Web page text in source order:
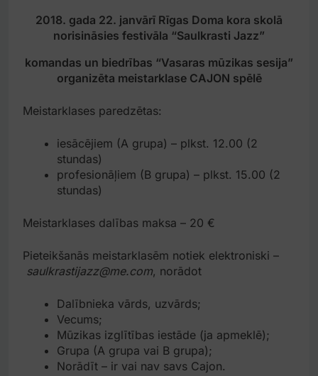
2018. gada 22. janvārī Rīgas Doma kora skolā
norisināsies festivāla “Saulkrasti Jazz”
komandas un biedrības “Vasaras mūzikas sesija”
organizēta meistarklase CAJON spēlē
Meistarklases paredzētas:
iesācējiem (A grupa) – plkst. 12.00 (2
stundas)
profesionāļiem (B grupa) – plkst. 15.00 (2
stundas)
Meistarklases dalības maksa – 20 €
Pieteikšanās meistarklasēm notiek elektroniski –
saulkrastijazz@me.com, norādot
Dalībnieka vārds, uzvārds;
Vecums;
Mūzikas izglītības iestāde (ja apmeklē);
Grupa (A grupa vai B grupa);
Norādīt – ir vai nav savs Cajon.